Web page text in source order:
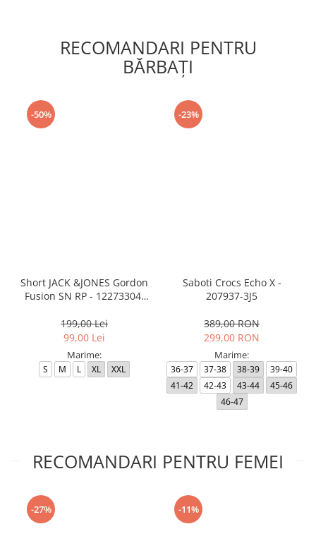
RECOMANDARI PENTRU
BĂRBAŢI
-50%
Short JACK &JONES Gordon
Fusion SN RP - 12273304-
199,00 Lei
99,00 Lei
Marime:
S M L XL XXL
-23%
Saboti Crocs Echo X -
207937-3J5
389,00 RON
299,00 RON
Marime:
36-37 37-38 38-39
39-40
41-42
42-43 43-44
45-46
46-47
RECOMANDARI PENTRU FEMEI
-27% -11%